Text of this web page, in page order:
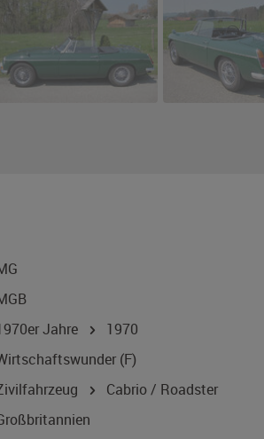
Jahre
1970
(F)
Cabrio / Roadster